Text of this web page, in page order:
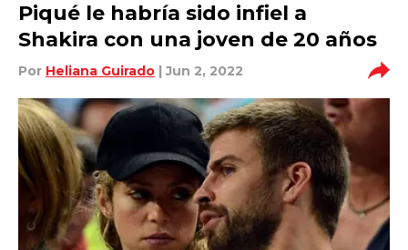
Piqué le habría sido infiel a
Shakira con una joven de 20 años
Por Heliana Guirado | Jun 2, 2022